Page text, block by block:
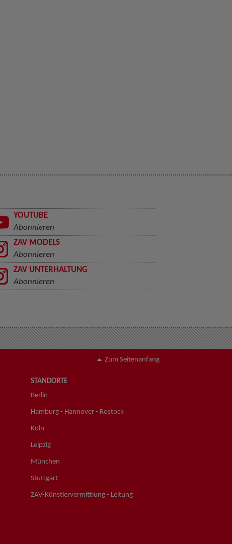
YOUTUBE
Abonnieren
ZAV MODELS
Abonnieren
ZAV UNTERHALTUNG
Abonnieren
Zum Seitenanfang
STANDORTE
Berlin
Hamburg - Hannover - Rostock
Köln
Leipzig
München
Stuttgart
ZAV-Künstlervermittlung - Leitung